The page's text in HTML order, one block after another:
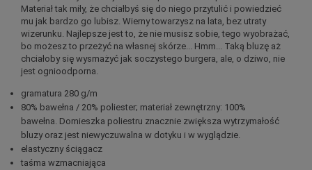
Materiał tak miły, że chciałbyś się do niego przytulić i powiedzieć
mu jak bardzo go lubisz. Wierny towarzysz na lata, bez utraty
wizerunku. Najlepsze jest to, że nie musisz sobie, tego wyobrażać,
bo możesz to przeżyć na własnej skórze... Hmm... Taką bluzę aż
chciałoby się wysmażyć jak soczystego burgera, ale, o dziwo, nie
jest ognioodporna.
gramatura 280 g/m
80% bawełna / 20% poliester; materiał zewnętrzny: 100%
bawełna. Domieszka poliestru znacznie zwiększa wytrzymałość
bluzy oraz jest niewyczuwalna w dotyku i w wyglądzie.
elastyczny ściągacz
taśma wzmacniająca